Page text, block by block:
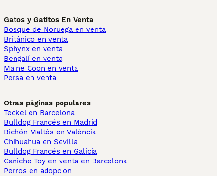
Gatos y Gatitos En Venta
Bosque de Noruega en venta
Británico en venta
Sphynx en venta
Bengalí en venta
Maine Coon en venta
Persa en venta
Otras páginas populares
Teckel en Barcelona
Bulldog Francés en Madrid
Bichón Maltés en València
Chihuahua en Sevilla
Bulldog Francés en Galicia
Caniche Toy en venta en Barcelona
Perros en adopcion